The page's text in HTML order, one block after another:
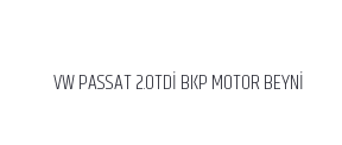
VW PASSAT 2.0TDİ BKP MOTOR BEYNİ